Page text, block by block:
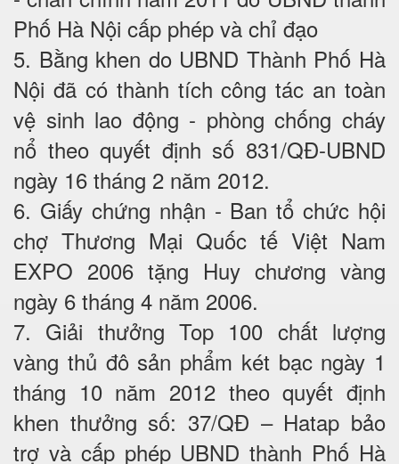
Phố Hà Nội cấp phép và chỉ đạo
5. Bằng khen do UBND Thành Phố Hà
Nội đã có thành tích công tác an toàn
vệ sinh lao động - phòng chống cháy
nổ theo quyết định số 831/QĐ-UBND
ngày 16 tháng 2 năm 2012.
6. Giấy chứng nhận - Ban tổ chức hội
chợ Thương Mại Quốc tế Việt Nam
EXPO 2006 tặng Huy chương vàng
ngày 6 tháng 4 năm 2006.
7. Giải thưởng Top 100 chất lượng
vàng thủ đô sản phẩm két bạc ngày 1
tháng 10 năm 2012 theo quyết định
khen thưởng số: 37/QĐ – Hatap bảo
trợ và cấp phép UBND thành Phố Hà